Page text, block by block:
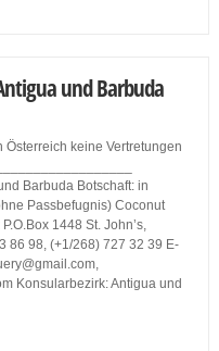
und Barbuda
keine Vertretungen
Barbuda Botschaft: in
Passbefugnis) Coconut
1448 St. John’s,
86 98, (+1/268) 727 32 39 E-
Konsularbezirk: Antigua und